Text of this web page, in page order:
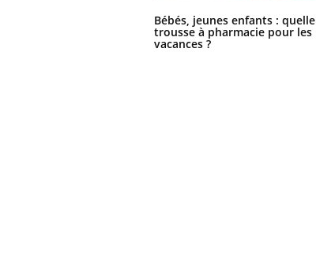
Bébés, jeunes enfants : quelle
trousse à pharmacie pour les
vacances ?